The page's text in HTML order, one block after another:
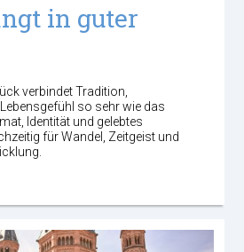
in guter
verbindet Tradition,
so sehr wie das
Identität und gelebtes
für Wandel, Zeitgeist und